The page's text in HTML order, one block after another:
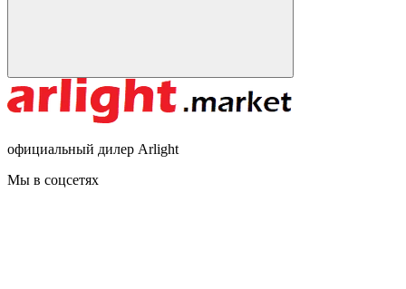
официальный дилер Arlight
Мы в соцсетях